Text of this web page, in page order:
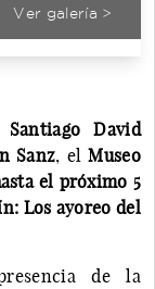
Ver galería >
David
Sanz, elMuseo
el próximo 5
Los ayoreo del
de la